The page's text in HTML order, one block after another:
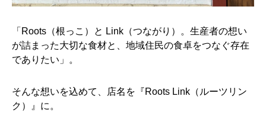
「Roots（根っこ）と Link（つながり）。生産者の想い
が詰まった大切な食材と、地域住民の食卓をつなぐ存在
でありたい」。
そんな想いを込めて、店名を『Roots Link（ルーツリン
ク）』に。